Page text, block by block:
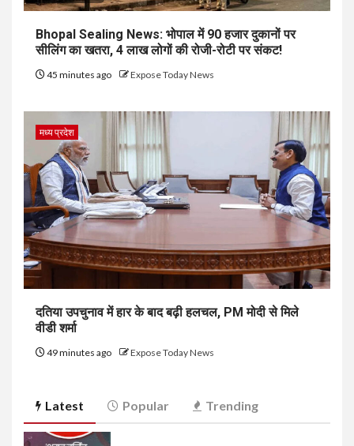
Bhopal Sealing News: भोपाल में 90 हजार दुकानों पर
सीलिंग का खतरा, 4 लाख लोगों की रोजी-रोटी पर संकट!
45 minutes ago Expose Today News
मध्य प्रदेश
दतिया उपचुनाव में हार के बाद बढ़ी हलचल, PM मोदी से मिले
वीडी शर्मा
49 minutes ago Expose Today News
Latest Popular Trending